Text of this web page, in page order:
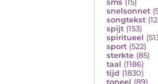
sms (15)
snelsonnet
songtekst
spijt (153)
spiritueel
sport (522)
sterkte (85)
taal (1186)
tijd (1830)
toneel (89)